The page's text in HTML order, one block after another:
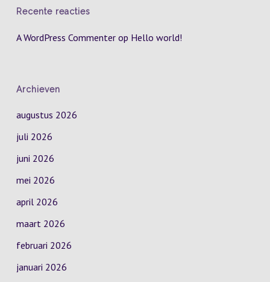
Recente reacties
A WordPress Commenterop Hello world!
Archieven
augustus 2026
juli 2026
juni 2026
mei 2026
april 2026
maart 2026
februari 2026
januari 2026